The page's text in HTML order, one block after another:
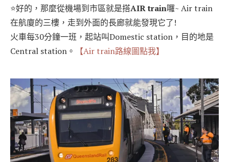
⭐好的，那麼從機場到市區就是搭AIR train囉~ Air train
在航廈的三樓，走到外面的長廊就能發現它了!
火車每30分鐘一班，起站叫Domestic station，目的地是
Central station。
【Air train路線圖點我】